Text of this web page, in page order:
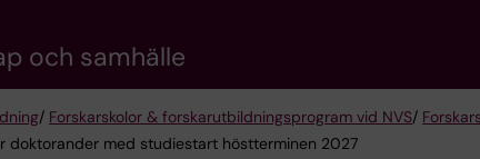
och samhälle
/ Forskarskolor & forskarutbildningsprogram vid NVS/
doktorander med studiestart höstterminen 2027